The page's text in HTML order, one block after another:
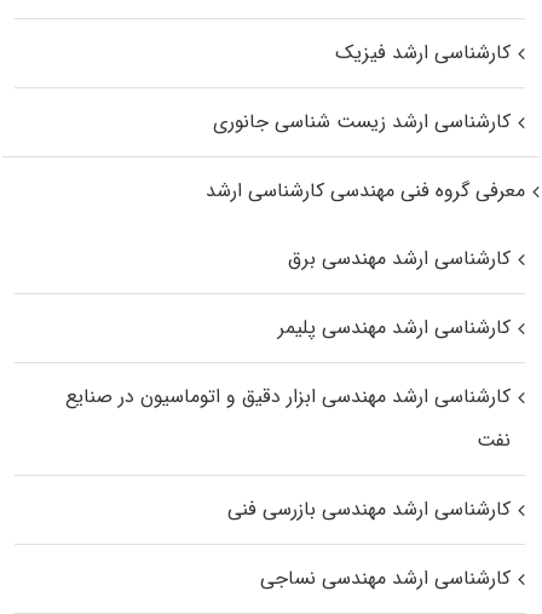
کارشناسی ارشد فیزیک
کارشناسی ارشد زیست‌ شناسی جانوری
معرفی گروه فنی مهندسی کارشناسی ارشد
کارشناسی ارشد مهندسی برق
کارشناسی ارشد مهندسی پلیمر
کارشناسی ارشد مهندسی ابزار دقیق و اتوماسیون در صنایع
نفت
کارشناسی ارشد مهندسی بازرسی فنی
کارشناسی ارشد مهندسی نساجی